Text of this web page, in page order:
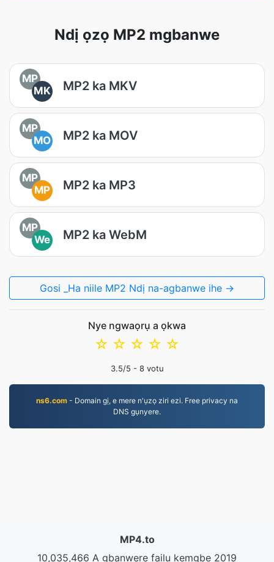
Ndị ọzọ MP2 mgbanwe
MP
MK
MP2 ka MKV
MP
MO
MP2 ka MOV
MP
MP
MP2 ka MP3
MP
We
MP2 ka WebM
Gosi _Ha niile MP2 Ndị na-agbanwe ihe →
Nye ngwaọrụ a ọkwa
☆
☆
☆
☆
☆
3.5/5 - 8votu
ns6.com - Domain gị, e mere n'ụzọ ziri ezi. Free privacy na
DNS gụnyere.
MP4.to
10,035,466 A gbanwere faịlụ kemgbe 2019